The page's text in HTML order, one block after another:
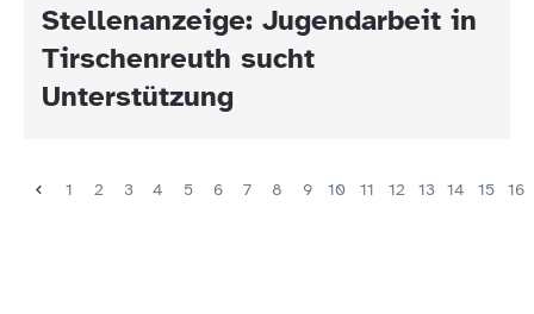
Stellenanzeige: Jugendarbeit in
Tirschenreuth sucht
Unterstützung
1 2 3 4 5 6 7 8 9 10 11 12 13 14 15 16